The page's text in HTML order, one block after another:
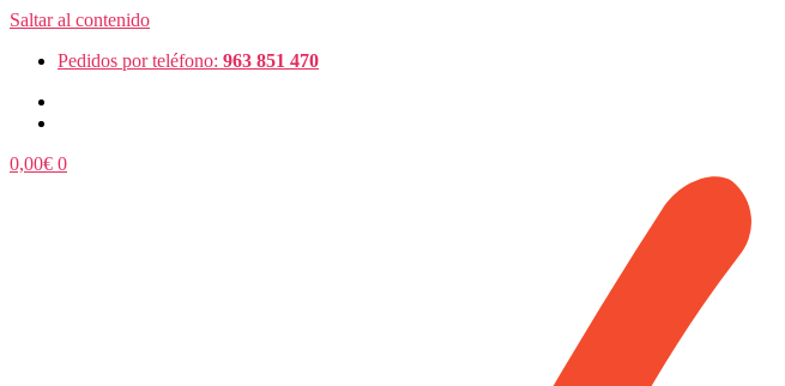
Saltar al contenido
Pedidos por teléfono: 963 851 470
0,00€ 0